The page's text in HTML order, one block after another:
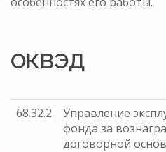
ОКВЭД
68.32.2
Управление
фонда за
договорной